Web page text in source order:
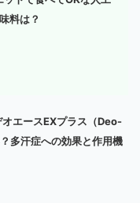
料は？
オエースEXプラス（Deo-
多汗症への効果と作用機